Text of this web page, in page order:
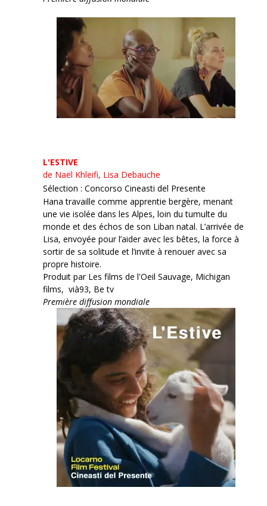
L'ESTIVE
de Naël Khleifi, Lisa Debauche
Sélection : Concorso Cineasti del Presente
Hana travaille comme apprentie bergère, menant
une vie isolée dans les Alpes, loin du tumulte du
monde et des échos de son Liban natal. L’arrivée de
Lisa, envoyée pour l’aider avec les bêtes, la force à
sortir de sa solitude et l’invite à renouer avec sa
propre histoire.
Produit par Les films de l'Oeil Sauvage, Michigan
films, vià93, Be tv
Première diffusion mondiale